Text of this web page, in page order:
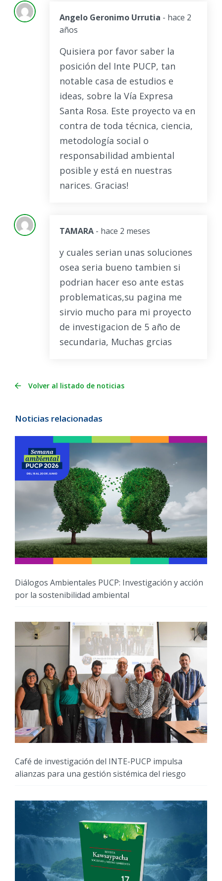
Angelo Geronimo Urrutia - hace 2
años
Quisiera por favor saber la
posición del Inte PUCP, tan
notable casa de estudios e
ideas, sobre la Vía Expresa
Santa Rosa. Este proyecto va en
contra de toda técnica, ciencia,
metodología social o
responsabilidad ambiental
posible y está en nuestras
narices. Gracias!
TAMARA - hace 2 meses
y cuales serian unas soluciones
osea seria bueno tambien si
podrian hacer eso ante estas
problematicas,su pagina me
sirvio mucho para mi proyecto
de investigacion de 5 año de
secundaria, Muchas grcias
Volver al listado de noticias
Noticias relacionadas
Diálogos Ambientales PUCP: Investigación y acción
por la sostenibilidad ambiental
Café de investigación del INTE-PUCP impulsa
alianzas para una gestión sistémica del riesgo